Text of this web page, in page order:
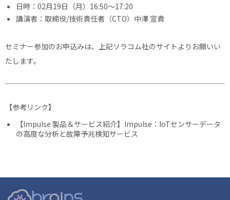
日時：02月19日（月）16:50〜17:20
講演者：取締役/技術責任者（CTO）中澤 宣貴
セミナー参加のお申込みは、上記ソラコム社のサイトよりお願いい
たします。
【参考リンク】
【Impulse 製品＆サービス紹介】Impulse：IoTセンサーデータ
の高度な分析と故障予兆検知サービス